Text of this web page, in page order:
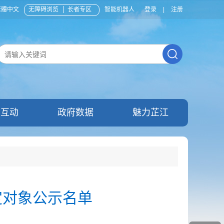
中文 无障碍浏览 长者专区 智能机器人 登录 注册
动 政府数据 魅力芷江
象公示名单